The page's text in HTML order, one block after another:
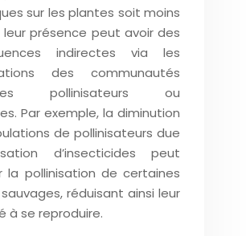
sur les plantes soit moins
leur présence peut avoir des
indirectes via les
des communautés
pollinisateurs ou
Par exemple, la diminution
de pollinisateurs due
d’insecticides peut
la pollinisation de certaines
réduisant ainsi leur
à se reproduire.